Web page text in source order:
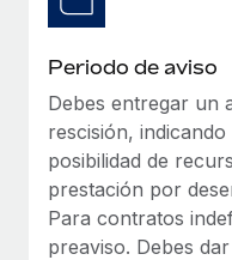
Periodo de aviso
Debes entregar un
rescisión,
posibilidad de
prestación por
Para contratos
preaviso. Debes